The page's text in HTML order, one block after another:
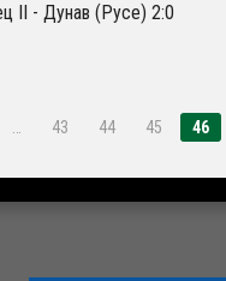
II - Дунав (Русе) 2:0
… 43 44 45 46